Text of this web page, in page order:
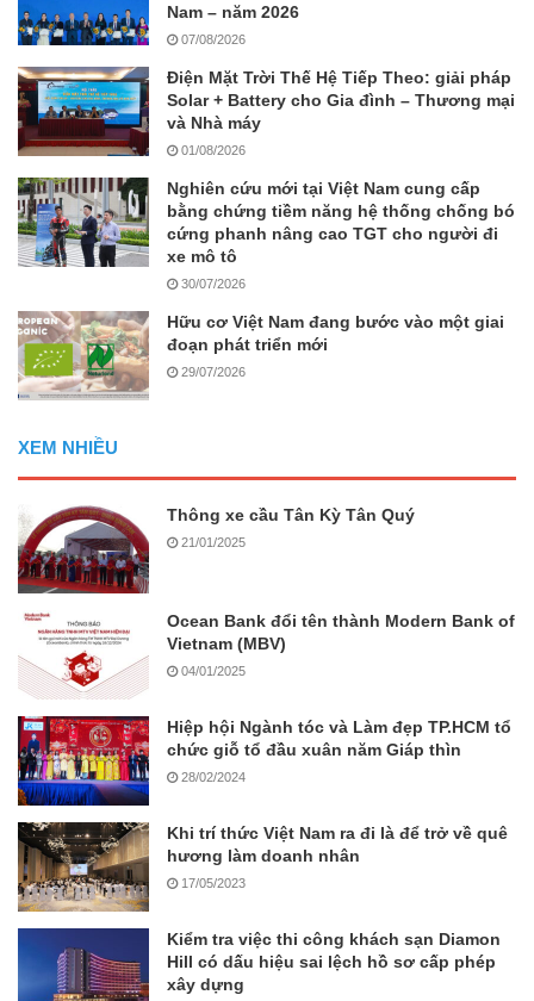
Nam – năm 2026
07/08/2026
Điện Mặt Trời Thế Hệ Tiếp Theo: giải pháp
Solar + Battery cho Gia đình – Thương mại
và Nhà máy
01/08/2026
Nghiên cứu mới tại Việt Nam cung cấp
bằng chứng tiềm năng hệ thống chống bó
cứng phanh nâng cao TGT cho người đi
xe mô tô
30/07/2026
Hữu cơ Việt Nam đang bước vào một giai
đoạn phát triển mới
29/07/2026
XEM NHIỀU
Thông xe cầu Tân Kỳ Tân Quý
21/01/2025
Ocean Bank đổi tên thành Modern Bank of
Vietnam (MBV)
04/01/2025
Hiệp hội Ngành tóc và Làm đẹp TP.HCM tổ
chức giỗ tổ đầu xuân năm Giáp thìn
28/02/2024
Khi trí thức Việt Nam ra đi là để trở về quê
hương làm doanh nhân
17/05/2023
Kiểm tra việc thi công khách sạn Diamon
Hill có dấu hiệu sai lệch hồ sơ cấp phép
xây dựng